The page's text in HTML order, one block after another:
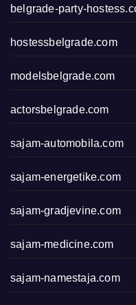
belgrade-party-
hostessbelgrade.com
modelsbelgrade.com
actorsbelgrade.com
sajam-automobila.com
sajam-energetike.com
sajam-gradjevine.com
sajam-medicine.com
sajam-namestaja.com